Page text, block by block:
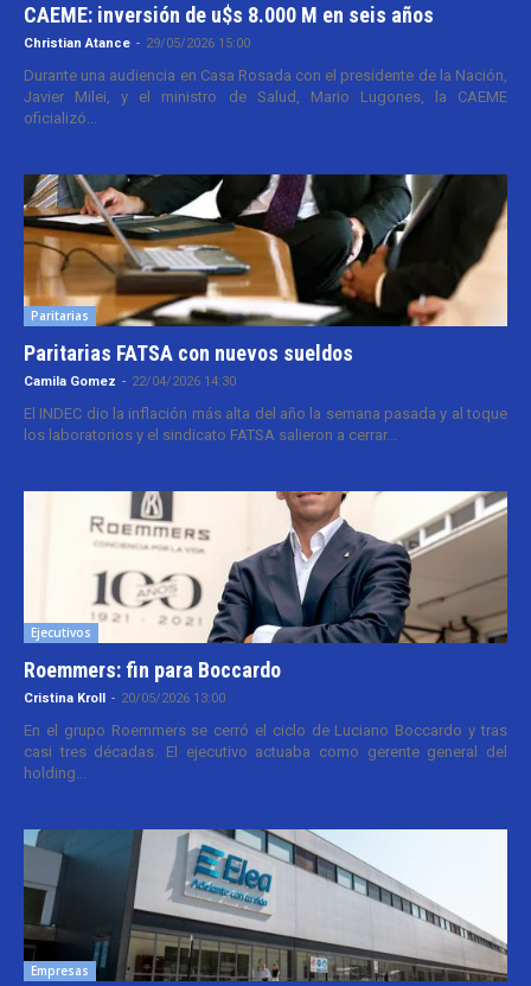
CAEME: inversión de u$s 8.000 M en seis años
Christian Atance - 29/05/2026 15:00
Durante una audiencia en Casa Rosada con el presidente de la Nación,
Javier Milei, y el ministro de Salud, Mario Lugones, la CAEME
oficializó...
Paritarias
Paritarias FATSA con nuevos sueldos
Camila Gomez - 22/04/2026 14:30
El INDEC dio la inflación más alta del año la semana pasada y al toque
los laboratorios y el sindicato FATSA salieron a cerrar...
Ejecutivos
Roemmers: fin para Boccardo
Cristina Kroll - 20/05/2026 13:00
En el grupo Roemmers se cerró el ciclo de Luciano Boccardo y tras
casi tres décadas. El ejecutivo actuaba como gerente general del
holding...
Empresas